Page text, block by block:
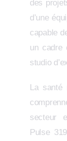
des
d’une
capable
un cadre
studio
La santé
secteur
Pulse